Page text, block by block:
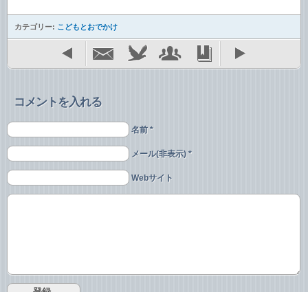
カテゴリー: こどもとおでかけ
コメントを入れる
名前 *
メール(非表示) *
Webサイト